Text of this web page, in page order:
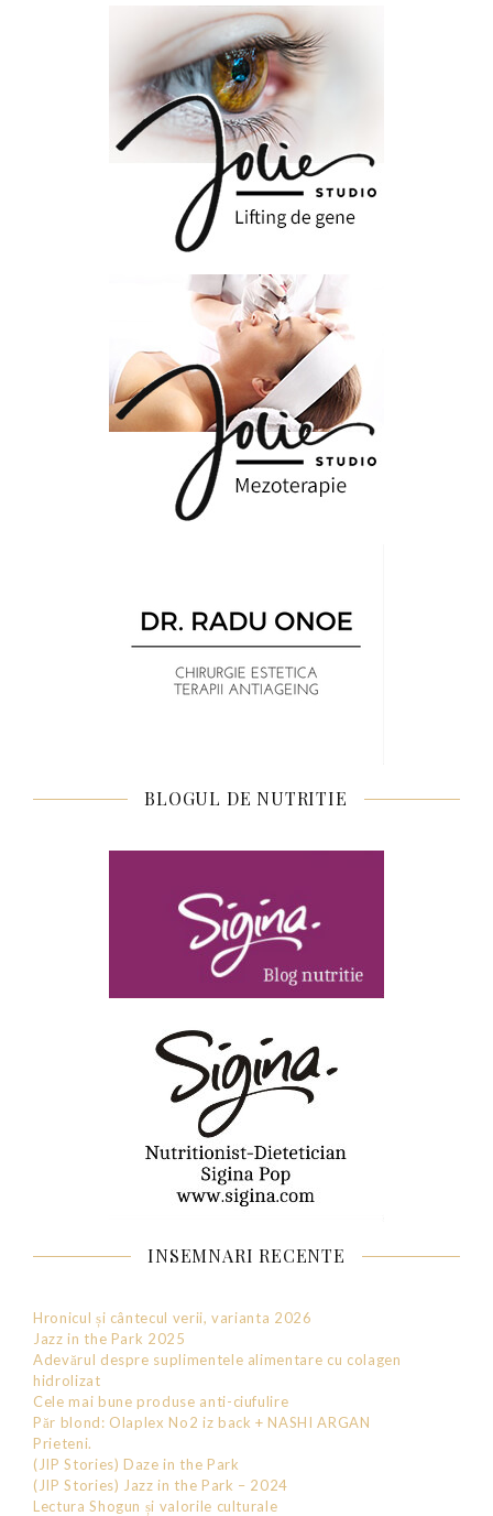
BLOGUL DE NUTRITIE
INSEMNARI RECENTE
Hronicul și cântecul verii, varianta 2026
Jazz in the Park 2025
Adevărul despre suplimentele alimentare cu colagen
hidrolizat
Cele mai bune produse anti-ciufulire
Păr blond: Olaplex No2 iz back + NASHI ARGAN
Prieteni.
(JIP Stories) Daze in the Park
(JIP Stories) Jazz in the Park – 2024
Lectura Shogun și valorile culturale